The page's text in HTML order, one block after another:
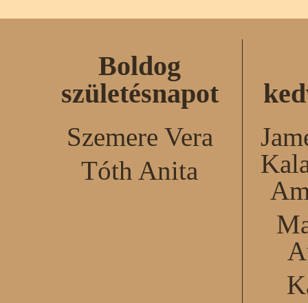
Boldog
születésnapot
Szemere Vera
Tóth Anita